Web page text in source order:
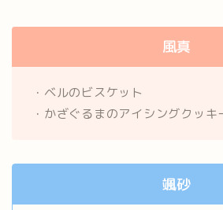
風真
・ベルのビスケット
・かざぐるまのアイシングクッキ
颯砂